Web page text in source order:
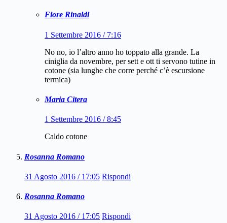
Fiore Rinaldi
1 Settembre 2016 / 7:16
No no, io l’altro anno ho toppato alla grande. La
ciniglia da novembre, per sett e ott ti servono tutine in
cotone (sia lunghe che corre perché c’è escursione
termica)
Maria Citera
1 Settembre 2016 / 8:45
Caldo cotone
Rosanna Romano
31 Agosto 2016 / 17:05 Rispondi
Rosanna Romano
31 Agosto 2016 / 17:05 Rispondi